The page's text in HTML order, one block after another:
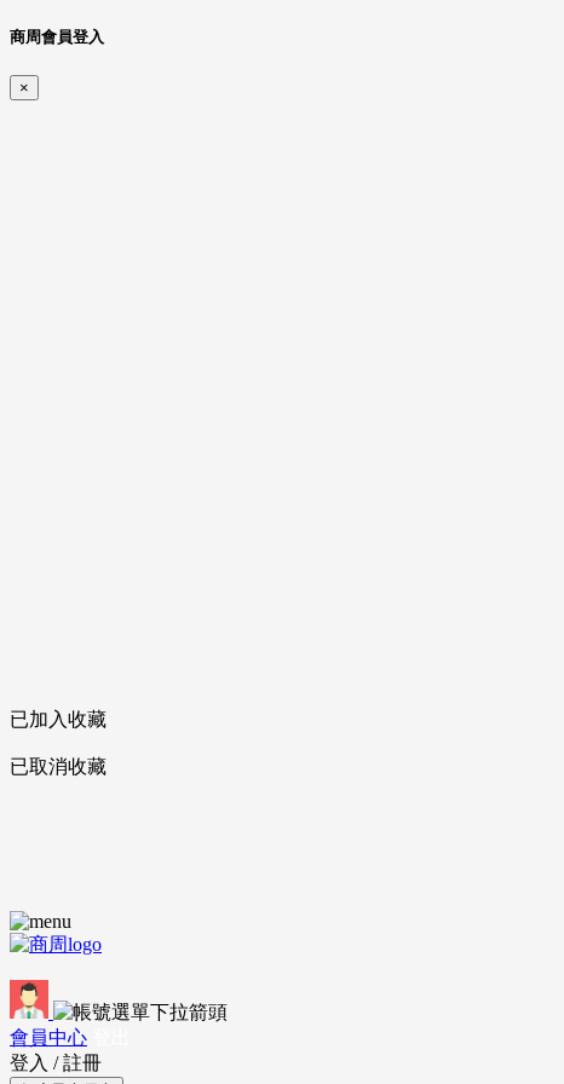
商周會員登入
×
已加入收藏
已取消收藏
會員中心
登入 / 註冊